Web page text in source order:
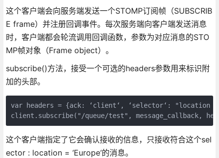
这个客户端会向服务端发送一个STOMP订阅帧（SUBSCRIB
E frame）并注册回调事件。每次服务端向客户端发送消息
时，客户端都会轮流调用回调函数，参数为对应消息的STO
MP帧对象（Frame object）。
subscribe()方法，接受一个可选的headers参数用来标识附
加的头部。
var headers = {ack: ‘client‘, ‘selector‘: "location =
client.subscribe("/queue/test", message_callback,
这个客户端指定了它会确认接收的信息，只接收符合这个sel
ector : location = ‘Europe‘的消息。